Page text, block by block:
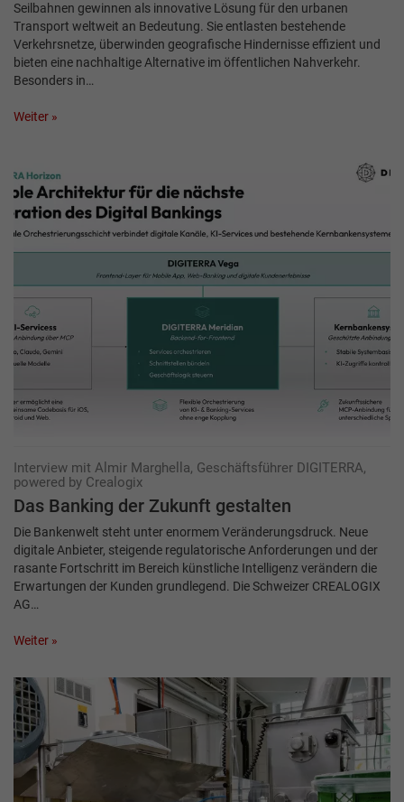
Seilbahnen gewinnen als innovative Lösung für den urbanen
Transport weltweit an Bedeutung. Sie entlasten bestehende
Verkehrsnetze, überwinden geografische Hindernisse effizient und
bieten eine nachhaltige Alternative im öffentlichen Nahverkehr.
Besonders in…
Weiter »
Interview mit Almir Marghella, Geschäftsführer DIGITERRA,
powered by Crealogix
Das Banking der Zukunft gestalten
Die Bankenwelt steht unter enormem Veränderungsdruck. Neue
digitale Anbieter, steigende regulatorische Anforderungen und der
rasante Fortschritt im Bereich künstliche Intelligenz verändern die
Erwartungen der Kunden grundlegend. Die Schweizer CREALOGIX
AG…
Weiter »